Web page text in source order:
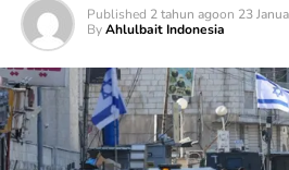
Published 2 tahun agoon 23
By Ahlulbait Indonesia